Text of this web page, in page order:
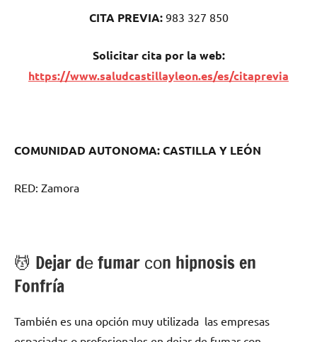
CITA PREVIA: 983 327 850
Solicitar cita pοr la web:
https://www.saludcastillayleon.es/es/citaprevia
COMUNIDAD AUTONOMA: CASTILLA Y LEÓN
RED: Zamora
💆 ‍Dejar dе fumar сοn hipnosis en
Fonfría
También es una opción muy utilizada las empresas